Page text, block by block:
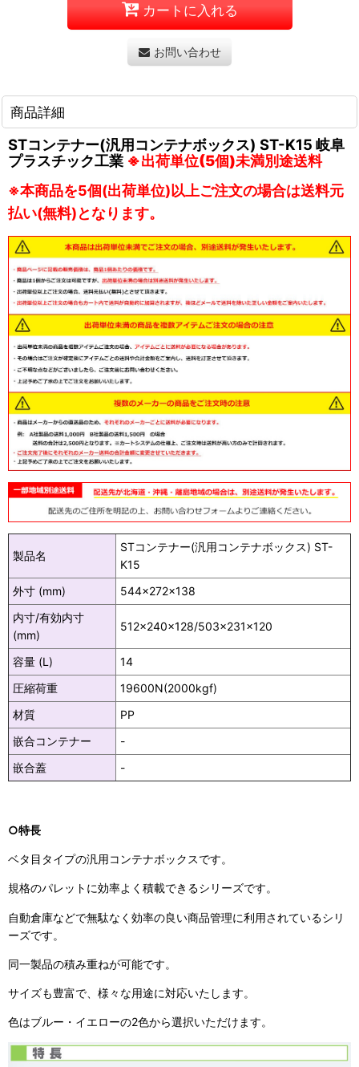
カートに入れる
お問い合わせ
商品詳細
STコンテナー(汎用コンテナボックス) ST-K15 岐阜
プラスチック工業 ※出荷単位(5個)未満別途送料
※本商品を5個(出荷単位)以上ご注文の場合は送料元
払い(無料)となります。
製品名
STコンテナー(汎用コンテナボックス) ST-
K15
外寸 (mm)
544×272×138
内寸/有効内寸
(mm)
512×240×128/503×231×120
容量 (L)
14
圧縮荷重
19600N(2000kgf)
材質
PP
嵌合コンテナー
-
嵌合蓋
-
○特長
ベタ目タイプの汎用コンテナボックスです。
規格のパレットに効率よく積載できるシリーズです。
自動倉庫などで無駄なく効率の良い商品管理に利用されているシリ
ーズです。
同一製品の積み重ねが可能です。
サイズも豊富で、様々な用途に対応いたします。
色はブルー・イエローの2色から選択いただけます。